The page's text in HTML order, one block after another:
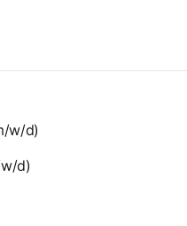
w/d)
d)